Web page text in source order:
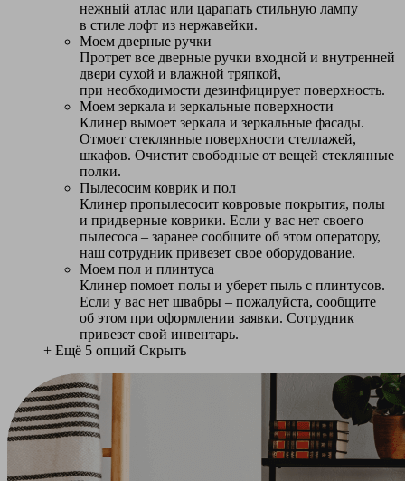
нежный атлас или царапать стильную лампу
в стиле лофт из нержавейки.
Моем дверные ручки
Протрет все дверные ручки входной и внутренней
двери сухой и влажной тряпкой,
при необходимости дезинфицирует поверхность.
Моем зеркала и зеркальные поверхности
Клинер вымоет зеркала и зеркальные фасады.
Отмоет стеклянные поверхности стеллажей,
шкафов. Очистит свободные от вещей стеклянные
полки.
Пылесосим коврик и пол
Клинер пропылесосит ковровые покрытия, полы
и придверные коврики. Если у вас нет своего
пылесоса – заранее сообщите об этом оператору,
наш сотрудник привезет свое оборудование.
Моем пол и плинтуса
Клинер помоет полы и уберет пыль с плинтусов.
Если у вас нет швабры – пожалуйста, сообщите
об этом при оформлении заявки. Сотрудник
привезет свой инвентарь.
+ Ещё 5 опций Скрыть